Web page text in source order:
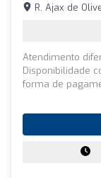
R. Ajax de
Atendimento
Disponibilidade
forma de